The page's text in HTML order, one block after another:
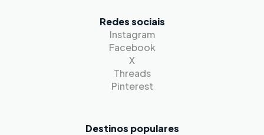
Redes sociais
Instagram
Facebook
X
Threads
Pinterest
Destinos populares